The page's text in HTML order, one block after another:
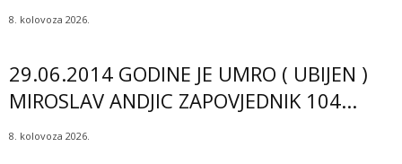
8. kolovoza 2026.
29.06.2014 GODINE JE UMRO ( UBIJEN )
MIROSLAV ANDJIC ZAPOVJEDNIK 104...
8. kolovoza 2026.